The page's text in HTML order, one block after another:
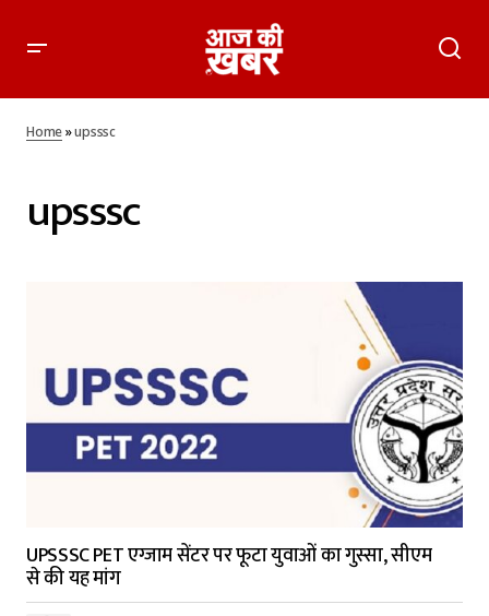
Home»upsssc
upsssc
UPSSSC PET एग्जाम सेंटर पर फूटा युवाओं का गुस्सा, सीएम
से की यह मांग